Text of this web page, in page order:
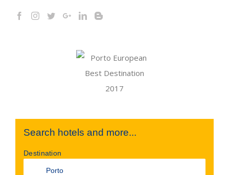
Search hotels and more...
Destination